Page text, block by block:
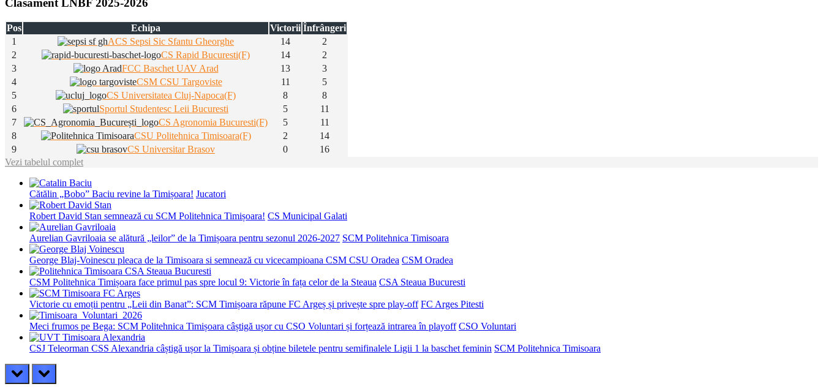
Pos Echipa Victorii Înfrângeri
1
ACS Sepsi Sic Sfantu Gheorghe 14
2
2
CS Rapid Bucuresti(F) 14
2
3
FCC Baschet UAV Arad 13
3
4
CSM CSU Targoviste 11
5
5
CS Universitatea Cluj-Napoca(F) 8
8
6
Sportul Studentesc Leii Bucuresti 5
11
7
CS Agronomia Bucuresti(F) 5
11
8
CSU Politehnica Timisoara(F) 2
14
9
CS Universitar Brasov 0
16
Vezi tabelul complet
Cătălin „Bobo” Baciu revine la Timișoara! Jucatori
Robert David Stan semnează cu SCM Politehnica Timișoara! CS Municipal Galati
Aurelian Gavriloaia se alătură „leilor” de la Timișoara pentru sezonul 2026-2027 SCM Politehnica Timisoara
George Blaj-Voinescu pleaca de la Timisoara si semnează cu vicecampioana CSM CSU Oradea CSM Oradea
CSM Politehnica Timișoara face primul pas spre locul 9: Victorie în fața celor de la Steaua CSA Steaua Bucuresti
Victorie cu emoții pentru „Leii din Banat”: SCM Timișoara răpune FC Argeș și privește spre play-off FC Arges Pitesti
Meci frumos pe Bega: SCM Politehnica Timișoara câștigă ușor cu CSO Voluntari și forțează intrarea în playoff CSO Voluntari
CSJ Teleorman CSS Alexandria câștigă ușor la Timișoara și obține biletele pentru semifinalele Ligii 1 la baschet feminin SCM Politehnica Timisoara
prev next